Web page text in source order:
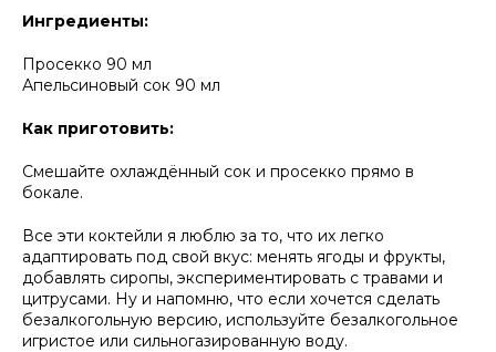
Ингредиенты:
Просекко 90 мл
Апельсиновый сок 90 мл
Как приготовить:
Смешайте охлаждённый сок и просекко прямо в
бокале.
Все эти коктейли я люблю за то, что их легко
адаптировать под свой вкус: менять ягоды и фрукты,
добавлять сиропы, экспериментировать с травами и
цитрусами. Ну и напомню, что если хочется сделать
безалкогольную версию, используйте безалкогольное
игристое или сильногазированную воду.